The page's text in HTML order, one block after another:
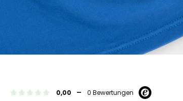
0,00 - 0 Bewertungen